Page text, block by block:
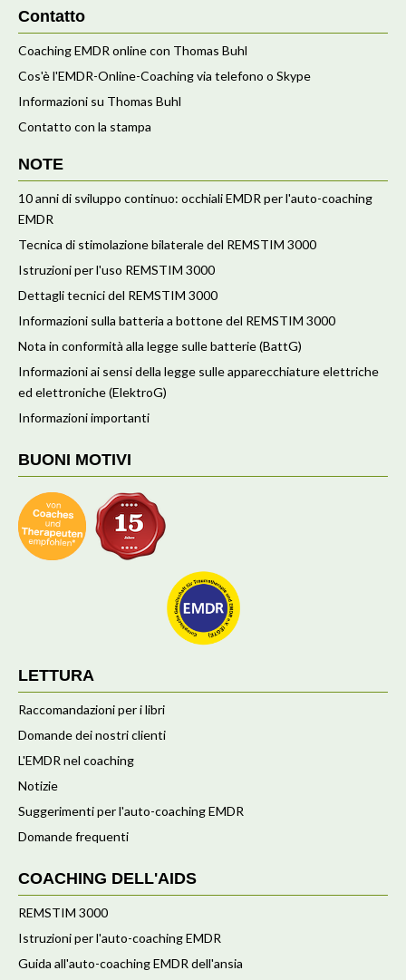
Contatto
Coaching EMDR online con Thomas Buhl
Cos'è l'EMDR-Online-Coaching via telefono o Skype
Informazioni su Thomas Buhl
Contatto con la stampa
NOTE
10 anni di sviluppo continuo: occhiali EMDR per l'auto-coaching
EMDR
Tecnica di stimolazione bilaterale del REMSTIM 3000
Istruzioni per l'uso REMSTIM 3000
Dettagli tecnici del REMSTIM 3000
Informazioni sulla batteria a bottone del REMSTIM 3000
Nota in conformità alla legge sulle batterie (BattG)
Informazioni ai sensi della legge sulle apparecchiature elettriche
ed elettroniche (ElektroG)
Informazioni importanti
BUONI MOTIVI
LETTURA
Raccomandazioni per i libri
Domande dei nostri clienti
L'EMDR nel coaching
Notizie
Suggerimenti per l'auto-coaching EMDR
Domande frequenti
COACHING DELL'AIDS
REMSTIM 3000
Istruzioni per l'auto-coaching EMDR
Guida all'auto-coaching EMDR dell'ansia